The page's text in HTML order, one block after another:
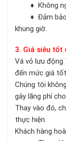
♦ Không
♦ Đảm bảo
khung giờ.
3. Giá siêu tốt
Vá vỏ lưu động
đến mức giá
Chúng tôi
gây lãng phí
Thay vào đó,
thực hiện.
Khách hàng